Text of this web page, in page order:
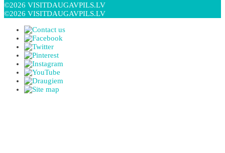
©2026 VISITDAUGAVPILS.LV
©2026 VISITDAUGAVPILS.LV